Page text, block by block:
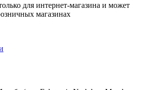
для интернет-магазина и может
магазинах